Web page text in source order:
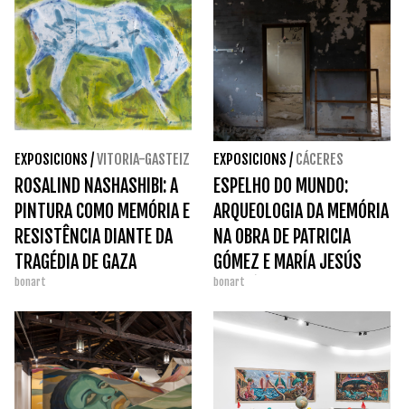
EXPOSICIONS /VITORIA-GASTEIZ
ROSALIND NASHASHIBI: A
PINTURA COMO MEMÓRIA E
RESISTÊNCIA DIANTE DA
TRAGÉDIA DE GAZA
bonart
EXPOSICIONS / CÁCERES
ESPELHO DO MUNDO:
ARQUEOLOGIA DA MEMÓRIA
NA OBRA DE PATRICIA
GÓMEZ E MARÍA JESÚS
GONZÁLEZ
bonart